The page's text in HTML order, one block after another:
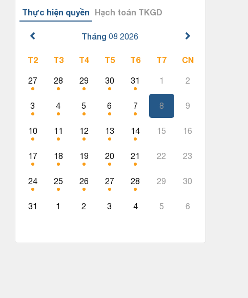
Thực hiện quyền Hạch toán TKGD
Tháng 08 2026
T2 T3 T4 T5 T6 T7 CN
27 28 29 30 31 1 2
3 4 5 6 7 8 9
10 11 12 13 14 15 16
17 18 19 20 21 22 23
24 25 26 27 28 29 30
31 1 2 3 4 5 6